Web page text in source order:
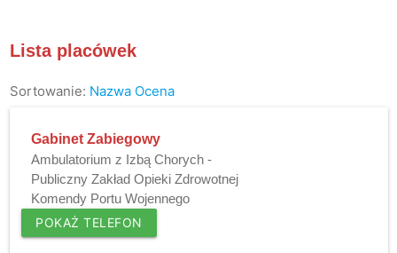
Lista placówek
Sortowanie: Nazwa Ocena
Gabinet Zabiegowy
Ambulatorium z Izbą Chorych -
Publiczny Zakład Opieki Zdrowotnej
Komendy Portu Wojennego
POKAŻ TELEFON